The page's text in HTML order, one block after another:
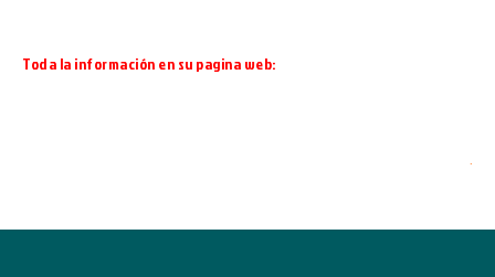
Toda la información en su pagina web:
.